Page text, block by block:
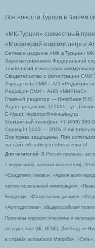
Все новости Турции в Вашем
«МК-Турция» совместный
«Московский комсомолец» и
Сетевое издание «МК в Турции»
Зарегистрировано Федеральной
технологий и массовых
Свидетельство о регистрации
Учредитель СМИ – АО «Редакция
Редакция СМИ – АНО «МИРНаС»
Главный редактор — Ниязбаев Я.Ю.
Адрес редакции: 115035 , ул.
Е-Маил: redaktor@mk-turkey.ru
Контактный телефон: +7 (499) 390-
Copyright 2003 — 2026 © mk-turkey.ru
Все права защищены. При
на сайт mk-turkey.ru обязательна!
Для читателей : В России признаны
с коррупцией, признан иноагентом),
«Свидетели Иеговы», «Армия воли
против нелегальной иммиграции»,
Бандеры», «Мизантропик дивижн»,
«Артподготовка», общероссийская
Признаны террористическими и
государство» (ИГ, ИГИЛ), Джебхад-ан-
в странах исламского Магриба»,